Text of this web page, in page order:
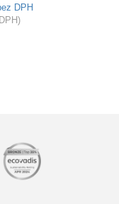
DPH